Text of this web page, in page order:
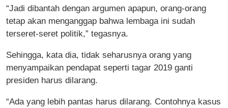
“Jadi dibantah dengan argumen apapun, orang-orang
tetap akan menganggap bahwa lembaga ini sudah
terseret-seret politik,” tegasnya.
Sehingga, kata dia, tidak seharusnya orang yang
menyampaikan pendapat seperti tagar 2019 ganti
presiden harus dilarang.
“Ada yang lebih pantas harus dilarang. Contohnya kasus